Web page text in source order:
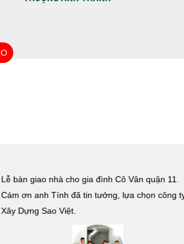
giao nhà cho gia đình Cô Vân quận 11.
ơn anh Tính đã tin tưởng, lựa chọn công ty
Dựng Sao Việt.